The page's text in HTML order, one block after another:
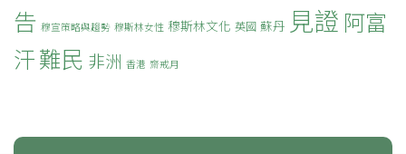
告 穆宣策略與趨勢 穆斯林女性 穆斯林文化 英國 蘇丹 見證 阿富
汗難民 非洲 香港 齋戒月